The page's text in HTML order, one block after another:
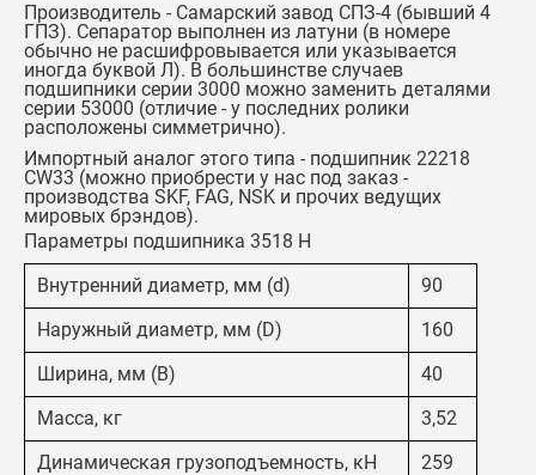
Производитель - Самарский завод СПЗ-4 (бывший 4
ГПЗ). Сепаратор выполнен из латуни (в номере
обычно не расшифровывается или указывается
иногда буквой Л). В большинстве случаев
подшипники серии 3000 можно заменить деталями
серии 53000 (отличие - у последних ролики
расположены симметрично).
Импортный аналог этого типа - подшипник 22218
CW33 (можно приобрести у нас под заказ -
производства SKF, FAG, NSK и прочих ведущих
мировых брэндов).
Параметры подшипника 3518 Н
Внутренний диаметр, мм (d)
90
Наружный диаметр, мм (D)
160
Ширина, мм (B)
40
Масса, кг
3,52
Динамическая грузоподъемность, кН
259